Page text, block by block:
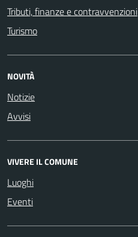
Tributi, finanze e contravvenzioni
Turismo
NOVITÀ
Notizie
Avvisi
VIVERE IL COMUNE
Luoghi
Eventi